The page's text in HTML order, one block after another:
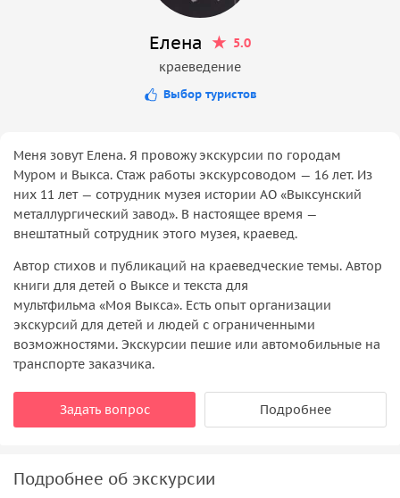
Елена
5.0
краеведение
Выбор туристов
Меня зовут Елена. Я провожу экскурсии по городам
Муром и Выкса. Стаж работы экскурсоводом — 16 лет. Из
них 11 лет — сотрудник музея истории АО «Выксунский
металлургический завод». В настоящее время —
внештатный сотрудник этого музея, краевед.
Автор стихов и публикаций на краеведческие темы. Автор
книги для детей о Выксе и текста для
мультфильма «Моя Выкса». Есть опыт организации
экскурсий для детей и людей с ограниченными
возможностями. Экскурсии пешие или автомобильные на
транспорте заказчика.
Задать вопрос Подробнее
Подробнее об экскурсии